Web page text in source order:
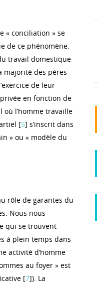
« conciliation » se
de ce phénomène.
travail domestique
majorité des pères
de leur
en fonction de
l’homme travaille
[5] s’inscrit dans
» ou « modèle du
rôle de garantes du
Nous nous
qui se trouvent
à plein temps dans
activité d’homme
au foyer » est
[7]). La